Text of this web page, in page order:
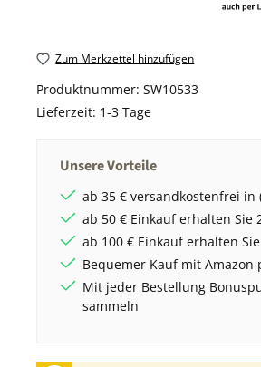
Zum Merkzettel hinzufügen
Produktnummer: SW10533
Lieferzeit: 1-3 Tage
Unsere Vorteile
ab 35 € versandkostenfrei in
ab 50 € Einkauf erhalten Sie
ab 100 € Einkauf erhalten
Bequemer Kauf mit Amazon
Mit jeder Bestellung
sammeln